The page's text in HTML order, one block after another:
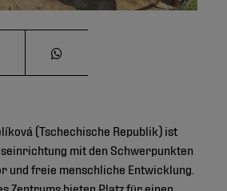
(Tschechische Republik) ist
mit den Schwerpunkten
und freie menschliche Entwicklung.
Zentrums bieten Platz für einen